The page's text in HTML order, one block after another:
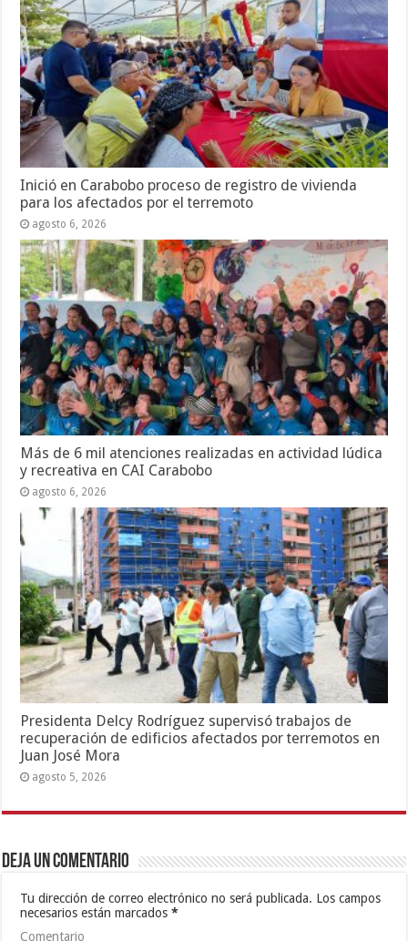
Inició en Carabobo proceso de registro de vivienda
para los afectados por el terremoto
agosto 6, 2026
Más de 6 mil atenciones realizadas en actividad lúdica
y recreativa en CAI Carabobo
agosto 6, 2026
Presidenta Delcy Rodríguez supervisó trabajos de
recuperación de edificios afectados por terremotos en
Juan José Mora
agosto 5, 2026
Deja un comentario
Tu dirección de correo electrónico no será publicada. Los campos
necesarios están marcados*
Comentario